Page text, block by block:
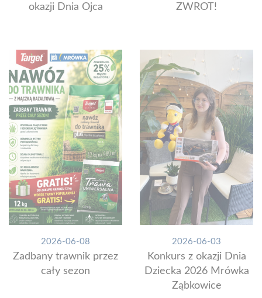
okazji Dnia Ojca
ZWROT!
2026-06-08
Zadbany trawnik przez
cały sezon
2026-06-03
Konkurs z okazji Dnia
Dziecka 2026 Mrówka
Ząbkowice